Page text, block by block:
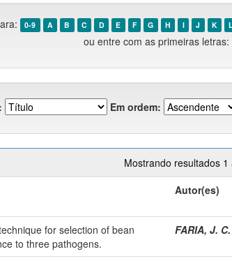
0-9 A B C D E F G H I J K L
ou entre com as primeiras letras:
Em ordem:
Mostrando resultados
Autor(es)
for selection of bean
to three pathogens.
FARIA, J.